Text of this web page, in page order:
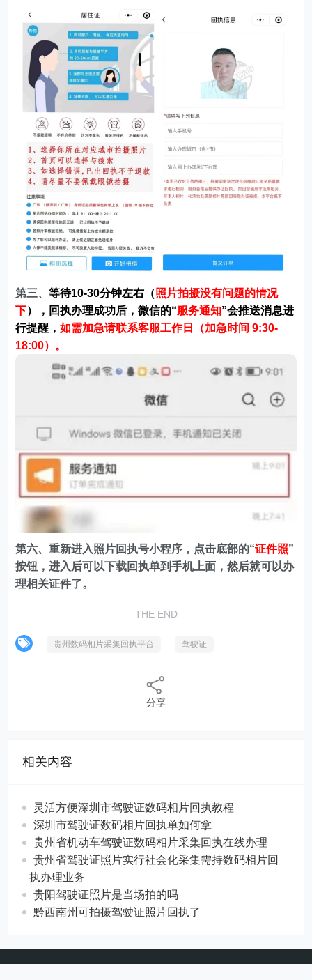
第三、等待10-30分钟左右（照片拍摄没有问题的情况
下），回执办理成功后，微信的“服务通知”会推送消息进
行提醒，如需加急请联系客服工作日（加急时间 9:30-
18:00）。
第六、重新进入照片回执号小程序，点击底部的“证件照”
按钮，进入后可以下载回执单到手机上面，然后就可以办
理相关证件了。
THE END
贵州数码相片采集回执平台 驾驶证
分享
相关内容
灵活方便深圳市驾驶证数码相片回执教程
深圳市驾驶证数码相片回执单如何拿
贵州省机动车驾驶证数码相片采集回执在线办理
贵州省驾驶证照片实行社会化采集需持数码相片回
执办理业务
贵阳驾驶证照片是当场拍的吗
黔西南州可拍摄驾驶证照片回执了